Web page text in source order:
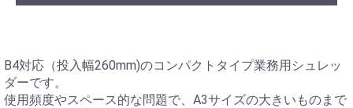
B4対応（投入幅260mm)のコンパクトタイプ業務用シュレッ
ダーです。
使用頻度やスペース的な問題で、A3サイズの大きいものまで